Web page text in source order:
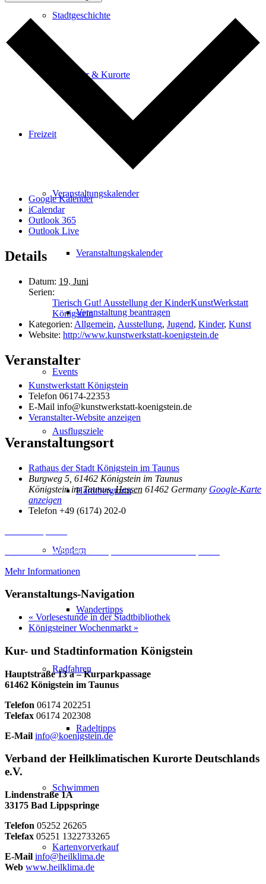
Stadtgeschichte
Heilbäder & Kurorte
Freizeit
Veranstaltungskalender
Veranstaltungskalender
Veranstaltung beantragen
Events
Ausflugsziele
Hardtbergturm
Wandern
Wandertipps
Radfahren
Radeltipps
Schwimmen
Kartenvorverkauf
Google Kalender
iCalendar
Outlook 365
Outlook Live
Details
Datum: 19. Juni
Serien:
Tierisch Gut! Ausstellung der KinderKunstWerkstatt
Königstein
Kategorien: Allgemein, Ausstellung, Jugend, Kinder, Kunst
Website: http://www.kunstwerkstatt-koenigstein.de
Veranstalter
Kunstwerkstatt Königstein
Telefon 06174-22353
E-Mail info@kunstwerkstatt-koenigstein.de
Veranstalter-Website anzeigen
Veranstaltungsort
Rathaus der Stadt Königstein im Taunus
Burgweg 5, 61462 Königstein im Taunus
Königstein im Taunus, Hessen 61462 Germany Google-Karte
anzeigen
Telefon +49 (6174) 202-0
Erforderlichen Service akzeptieren und Inhalte entsperren
Mehr Informationen
Veranstaltungs-Navigation
« Vorlesestunde in der Stadtbibliothek
Königsteiner Wochenmarkt »
Kur- und Stadtinformation Königstein
Hauptstraße 13 a – Kurparkpassage
61462 Königstein im Taunus
Telefon 06174 202251
Telefax 06174 202308
E-Mail info@koenigstein.de
Verband der Heilklimatischen Kurorte Deutschlands
e.V.
Lindenstraße 1A
33175 Bad Lippspringe
Telefon 05252 26265
Telefax 05251 1322733265
E-Mail info@heilklima.de
Web www.heilklima.de